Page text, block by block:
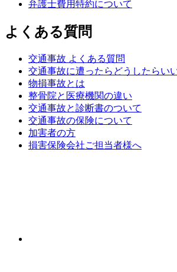
弁護士費用特約について
よくある質問
交通事故 よくある質問
交通事故に遭ったらどうしたらい
物損事故とは
整骨院と医療機関の違い
交通事故と診断書のついて
交通事故の保険について
加害者の方
損害保険会社ご担当者様へ